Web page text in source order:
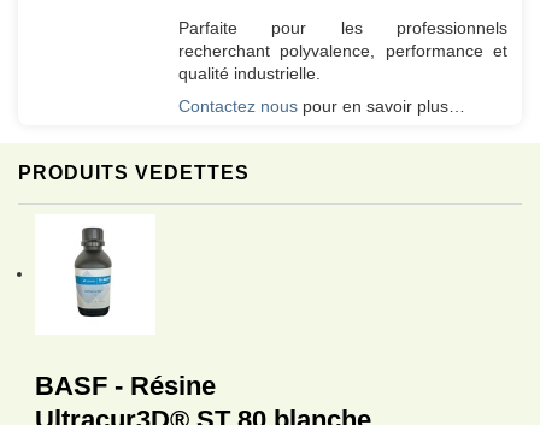
PRODUITS VEDETTES
BASF - Résine
Parfaite pour les professionnels
recherchant polyvalence, performance et
qualité industrielle.
Contactez nous pour en savoir plus…